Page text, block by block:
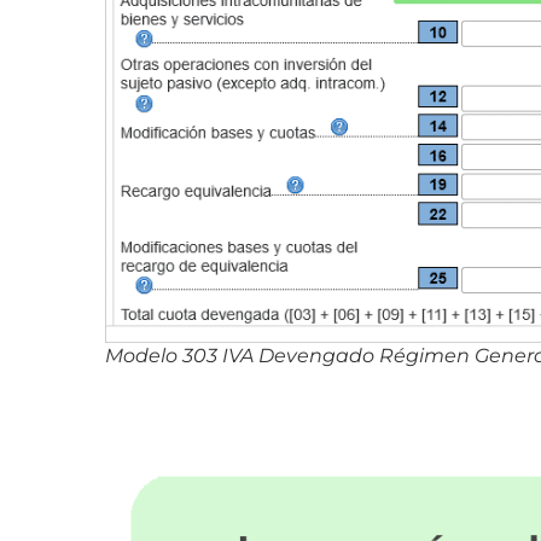
Modelo 303 IVA Devengado Régimen